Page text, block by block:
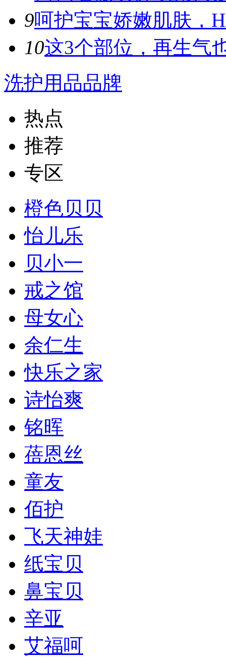
9呵护宝宝娇嫩肌肤，
10这3个部位，再生气
洗护用品品牌
热点
推荐
专区
橙色贝贝
怡儿乐
贝小一
戒之馆
母女心
余仁生
快乐之家
诗怡爽
铭晖
蓓恩丝
童友
佰护
飞天神娃
纸宝贝
鼻宝贝
辛亚
艾福呵